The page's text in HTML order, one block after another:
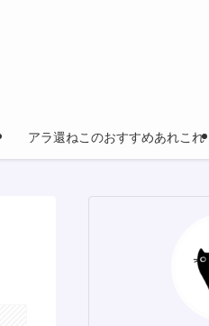
アラ還ねこのおすすめあれこれ